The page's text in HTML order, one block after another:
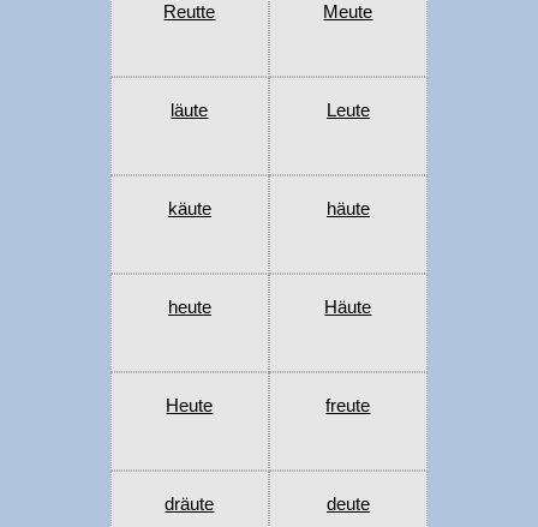
Reutte Meute
läute Leute
käute häute
heute Häute
Heute freute
dräute deute